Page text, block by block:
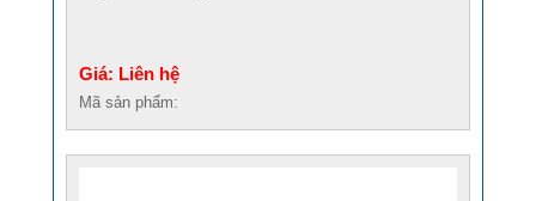
Giá: Liên hệ
Mã sản phẩm: